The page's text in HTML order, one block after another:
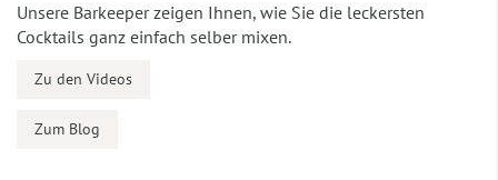
Unsere Barkeeper zeigen Ihnen, wie Sie die leckersten
Cocktails ganz einfach selber mixen.
Zu den Videos
Zum Blog